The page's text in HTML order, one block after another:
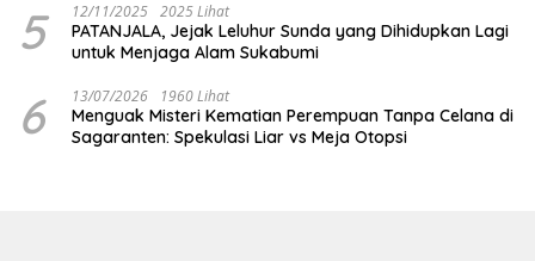
5 12/11/2025 2025 Lihat
PATANJALA, Jejak Leluhur Sunda yang Dihidupkan Lagi
untuk Menjaga Alam Sukabumi
6 13/07/2026 1960 Lihat
Menguak Misteri Kematian Perempuan Tanpa Celana di
Sagaranten: Spekulasi Liar vs Meja Otopsi